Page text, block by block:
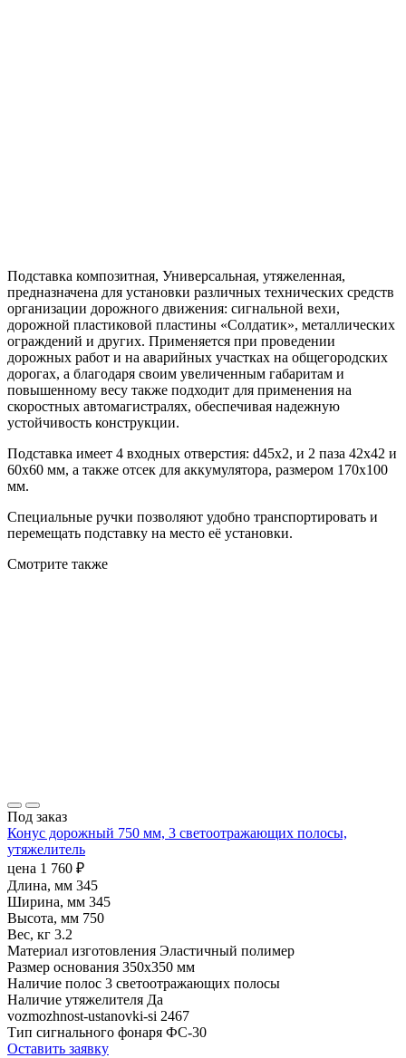
Подставка композитная, Универсальная, утяжеленная,
предназначена для установки различных технических средств
организации дорожного движения: сигнальной вехи,
дорожной пластиковой пластины «Солдатик», металлических
ограждений и других. Применяется при проведении
дорожных работ и на аварийных участках на общегородских
дорогах, а благодаря своим увеличенным габаритам и
повышенному весу также подходит для применения на
скоростных автомагистралях, обеспечивая надежную
устойчивость конструкции.
Подставка имеет 4 входных отверстия: d45х2, и 2 паза 42х42 и
60х60 мм, а также отсек для аккумулятора, размером 170х100
мм.
Специальные ручки позволяют удобно транспортировать и
перемещать подставку на место её установки.
Смотрите также
Под заказ
Конус дорожный 750 мм, 3 светоотражающих полосы,
утяжелитель
цена 1 760 ₽
Длина, мм 345
Ширина, мм 345
Высота, мм 750
Вес, кг 3.2
Материал изготовления Эластичный полимер
Размер основания 350х350 мм
Наличие полос 3 светоотражающих полосы
Наличие утяжелителя Да
vozmozhnost-ustanovki-si 2467
Тип сигнального фонаря ФС-30
Оставить заявку